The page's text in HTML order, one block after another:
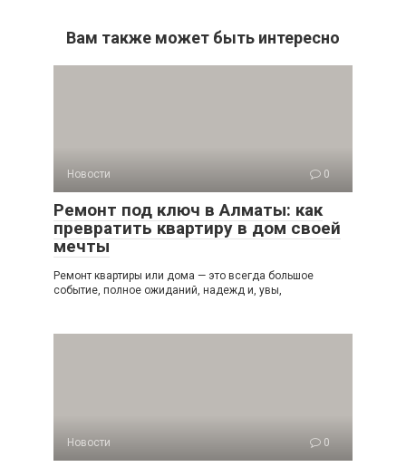
Вам также может быть интересно
Новости 0
Ремонт под ключ в Алматы: как
превратить квартиру в дом своей
мечты
Ремонт квартиры или дома — это всегда большое
событие, полное ожиданий, надежд и, увы,
Новости 0